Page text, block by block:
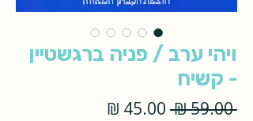
ויהי ערב / פניה ברגשטיין
- קשיח
‏59.00 ‏₪
מחיר